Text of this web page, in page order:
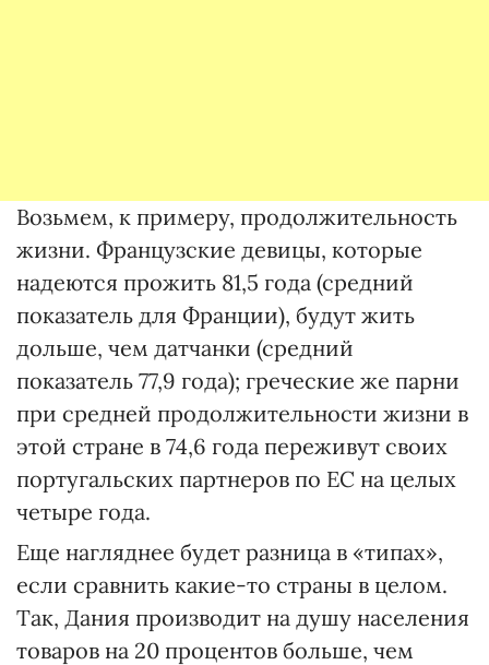
Возьмем, к примеру, продолжительность
жизни. Французские девицы, которые
надеются прожить 81,5 года (средний
показатель для Франции), будут жить
дольше, чем датчанки (средний
показатель 77,9 года); греческие же парни
при средней продолжительности жизни в
этой стране в 74,6 года переживут своих
португальских партнеров по ЕС на целых
четыре года.
Еще нагляднее будет разница в «типах»,
если сравнить какие-то страны в целом.
Так, Дания производит на душу населения
товаров на 20 процентов больше, чем